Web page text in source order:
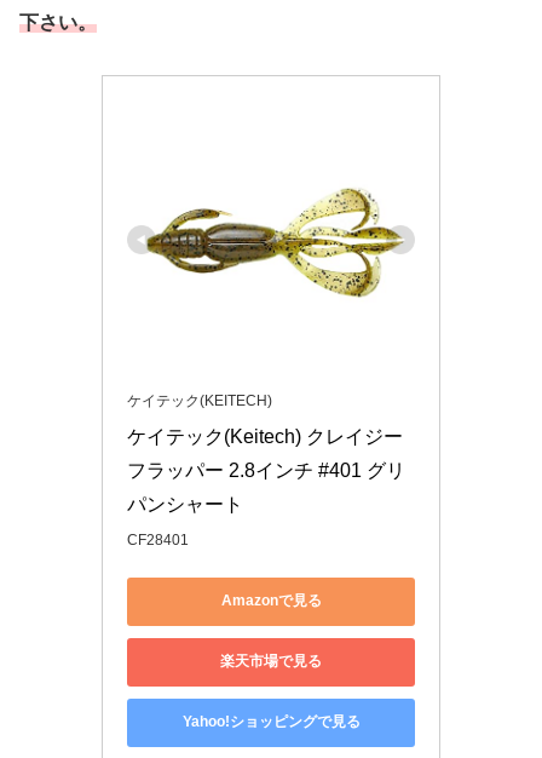
下さい。
ケイテック(KEITECH)
ケイテック(Keitech) クレイジー
フラッパー 2.8インチ #401 グリ
パンシャート
CF28401
Amazonで見る
楽天市場で見る
Yahoo!ショッピングで見る